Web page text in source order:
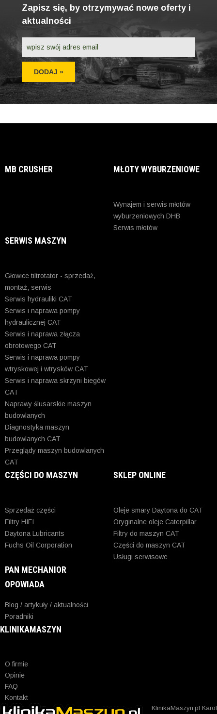
Zapisz się, by otrzymywać nowe oferty i
aktualności
MB CRUSHER MŁOTY WYBURZENIOWE
Wynajem i serwis młotów
wyburzeniowych DHB
Serwis młotów
SERWIS MASZYN
Głowice tiltrotator - sprzedaż,
montaż, serwis
Serwis hydrauliki CAT
Serwis i naprawa pompy
hydraulicznej CAT
Serwis i naprawa złącza
obrotowego CAT
Serwis i naprawa pompy
wtryskowej i wtrysków CAT
Serwis i naprawa skrzyni biegów
CAT
Naprawy ślusarskie maszyn
budowlanych
Diagnostyka maszyn
budowlanych CAT
Przeglądy maszyn budowlanych
CAT
CZĘŚCI DO MASZYN
Sprzedaż części
Filtry HIFI
Daytona Lubricants
Fuchs Oil Corporation
SKLEP ONLINE
Oleje smary Daytona do CAT
Oryginalne oleje Caterpillar
Filtry do maszyn CAT
Części do maszyn CAT
Usługi serwisowe
PAN MECHANIOR
OPOWIADA
Blog / artykuły / aktualności
Poradniki
KLINIKAMASZYN
O firmie
Opinie
FAQ
Kontakt
KlinikaMaszyn.pl Karol